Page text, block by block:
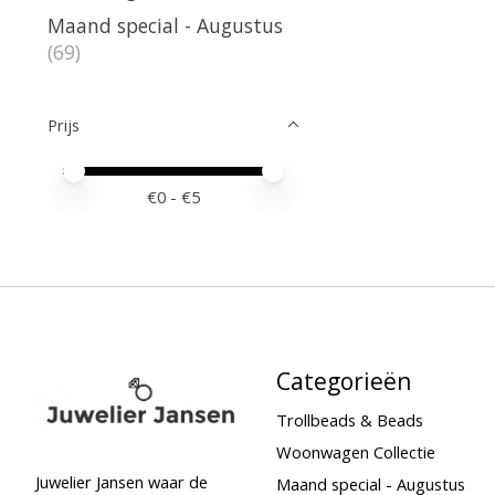
Maand special - Augustus
(69)
Prijs
Minimale prijswaarde
Price maximum value
€0 - €5
Juwelier Jansen waar de
Categorieën
Trollbeads & Beads
Woonwagen Collectie
Maand special - Augustus